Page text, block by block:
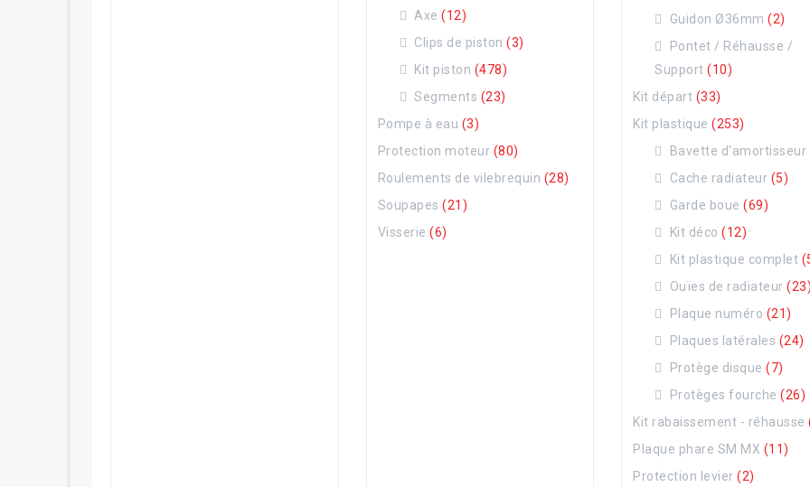
Axe (12)
Clips de piston (3)
Kit piston (478)
Segments (23)
Pompe à eau (3)
Protection moteur (80)
Roulements de vilebrequin (28)
Soupapes (21)
Visserie (6)
Guidon Ø36mm (2)
Pontet / Réhausse /
Support (10)
Kit départ (33)
Kit plastique (253)
Bavette d'amortisseur
Cache radiateur (5)
Garde boue (69)
Kit déco (12)
Kit plastique complet
Ouïes de radiateur
Plaque numéro (21)
Plaques latérales (24)
Protège disque (7)
Protèges fourche (26)
Kit rabaissement - réhausse
Plaque phare SM MX (11)
Protection levier (2)